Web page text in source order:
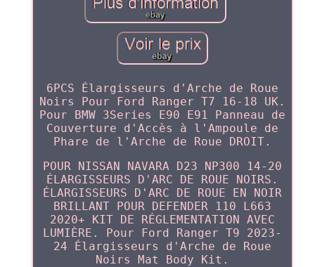
6PCS Élargisseurs d'Arche de Roue
Noirs Pour Ford Ranger T7 16-18 UK.
Pour BMW 3Series E90 E91 Panneau de
Couverture d'Accès à l'Ampoule de
Phare de l'Arche de Roue DROIT.
POUR NISSAN NAVARA D23 NP300 14-20
ÉLARGISSEURS D'ARC DE ROUE NOIRS.
ÉLARGISSEURS D'ARC DE ROUE EN NOIR
BRILLANT POUR DEFENDER 110 L663
2020+ KIT DE RÉGLEMENTATION AVEC
LUMIÈRE. Pour Ford Ranger T9 2023-
24 Élargisseurs d'Arche de Roue
Noirs Mat Body Kit.